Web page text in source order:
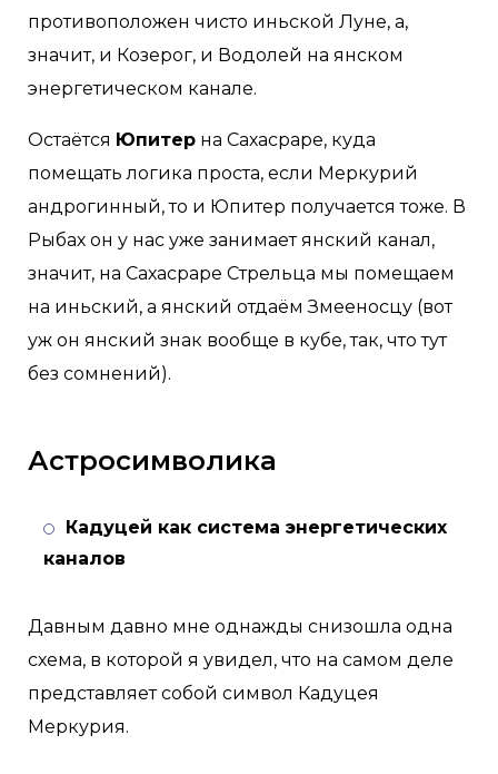
противоположен чисто иньской Луне, а,
значит, и Козерог, и Водолей на янском
энергетическом канале.
Остаётся Юпитер на Сахасраре, куда
помещать логика проста, если Меркурий
андрогинный, то и Юпитер получается тоже. В
Рыбах он у нас уже занимает янский канал,
значит, на Сахасраре Стрельца мы помещаем
на иньский, а янский отдаём Змееносцу (вот
уж он янский знак вообще в кубе, так, что тут
без сомнений).
Астросимволика
Кадуцей как система энергетических
каналов
Давным давно мне однажды снизошла одна
схема, в которой я увидел, что на самом деле
представляет собой символ Кадуцея
Меркурия.